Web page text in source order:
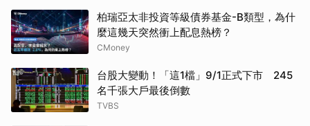
柏瑞亞太非投資等級債券基金-B類型，為什
麼這幾天突然衝上配息熱榜？
CMoney
台股大變動！「這1檔」9/1正式下市 245
名千張大戶最後倒數
TVBS